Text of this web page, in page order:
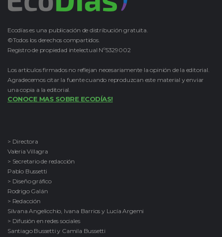
Ecodías es una publicación de distribución gratuita.
©Todos los derechos compartidos.
Registro de propiedad intelectual Nº5329002
Los artículos firmados no reflejan necesariamente la opinión de la editorial.
Agradecemos citar la fuente cuando reproduzcan este material y enviar
una copia a la editorial.
CONOCE MAS SOBRE ECODÍAS!
> Directora
Valeria Villagra
> Secretario de redacción
Pablo Bussetti
> Diseño gráfico
Rodrigo Galán
> Redacción
Silvana Angelicchio, Ivana Barrios y Lucía Argemi
> Difusión en redes sociales
Santiago Bussetti y Camila Bussetti